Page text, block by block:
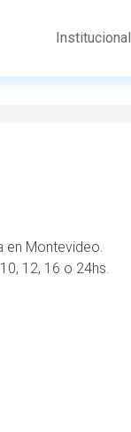
Institucional
en Montevideo.
12, 16 o 24hs.